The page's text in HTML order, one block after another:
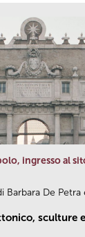
ingresso al
Barbara De
sculture